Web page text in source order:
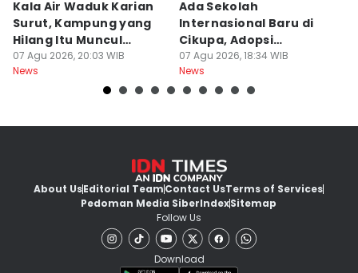
Kala Air Waduk Karian
Surut, Kampung yang
Hilang Itu Muncul
Kembali
07 Agu 2026, 20:03 WIB
News
Ada Sekolah
Internasional Baru di
Cikupa, Adopsi
Kurikulum Singapura
07 Agu 2026, 18:34 WIB
News
About UsEditorial TeamContact UsTerms of Services
Pedoman Media SiberIndexSitemap
Follow Us
Download